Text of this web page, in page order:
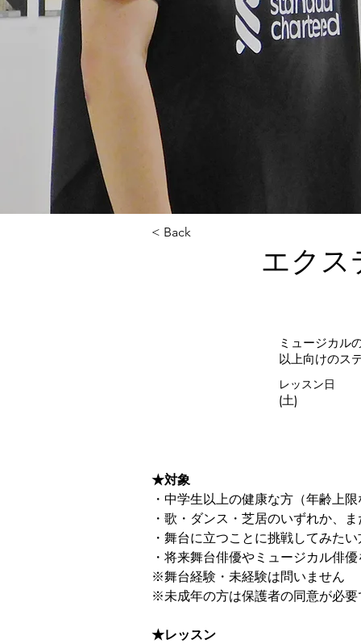
< Back
エクス
ミュージカル
以上向けのス
レッスン日
(土)
★対象
・中学生以上の健康な方（年齢上
・歌・ダンス・芝居のいずれか、
・舞台に立つことに挑戦してみた
・将来舞台俳優やミュージカル俳
※舞台経験・未経験は問いません
※未成年の方は保護者の同意が必要
★レッスン